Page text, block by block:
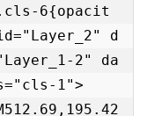
6{opacit
d
2" da
1">